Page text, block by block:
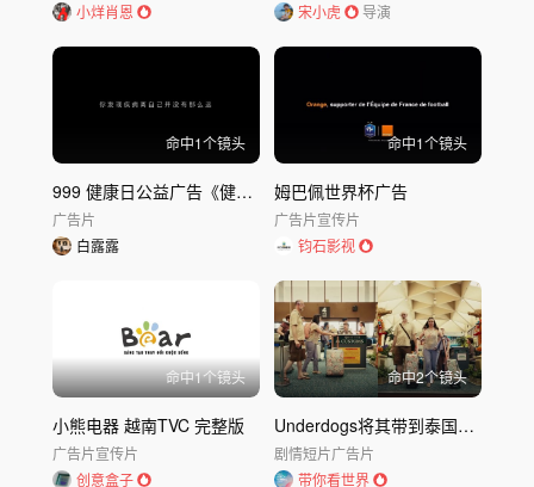
小烊肖恩
宋小虎
导演
命中1个镜头
999 健康日公益广告《健康本该如此》现代人健康反思短片
广告片
白露露
命中1个镜头
姆巴佩世界杯广告
广告片宣传片
钧石影视
命中1个镜头
小熊电器 越南TVC 完整版
广告片宣传片
创意盒子
命中2个镜头
Underdogs将其带到泰国｜带到泰国
剧情短片广告片
带你看世界